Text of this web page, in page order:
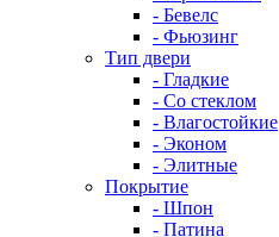
- Бевелс
- Фьюзинг
Тип двери
- Гладкие
- Со стеклом
- Влагостойкие
- Эконом
- Элитные
Покрытие
- Шпон
- Патина